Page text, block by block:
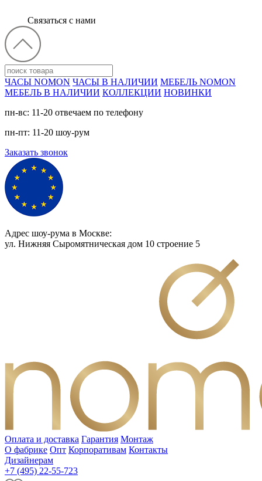
Связаться с нами
ЧАСЫ NOMON ЧАСЫ В НАЛИЧИИ МЕБЕЛЬ NOMON
МЕБЕЛЬ В НАЛИЧИИ КОЛЛЕКЦИИ НОВИНКИ
пн-вс: 11-20 отвечаем по телефону
пн-пт: 11-20 шоу-рум
Заказать звонок
Адрес шоу-рума в Москве:
ул. Нижняя Сыромятническая дом 10 cтроение 5
Оплата и доставка Гарантия Монтаж
О фабрике Опт Корпоративам Контакты
Дизайнерам
+7 (495) 22-55-723